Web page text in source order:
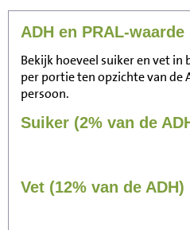
ADH en PRAL-waarde
Bekijk hoeveel suiker en vet in
per portie ten opzichte van de
persoon.
Suiker (2% van de
Vet (12% van de ADH)